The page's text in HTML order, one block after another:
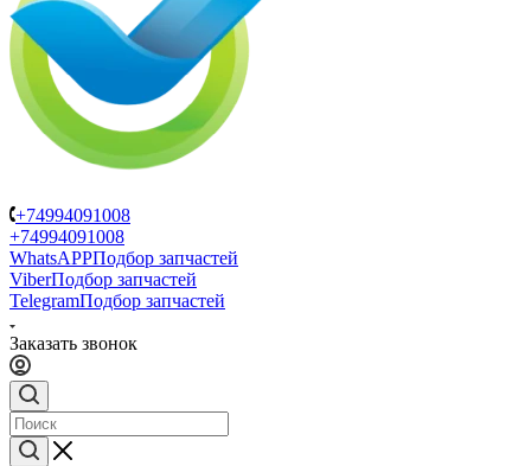
+74994091008
+74994091008
WhatsAPPПодбор запчастей
ViberПодбор запчастей
TelegramПодбор запчастей
Заказать звонок